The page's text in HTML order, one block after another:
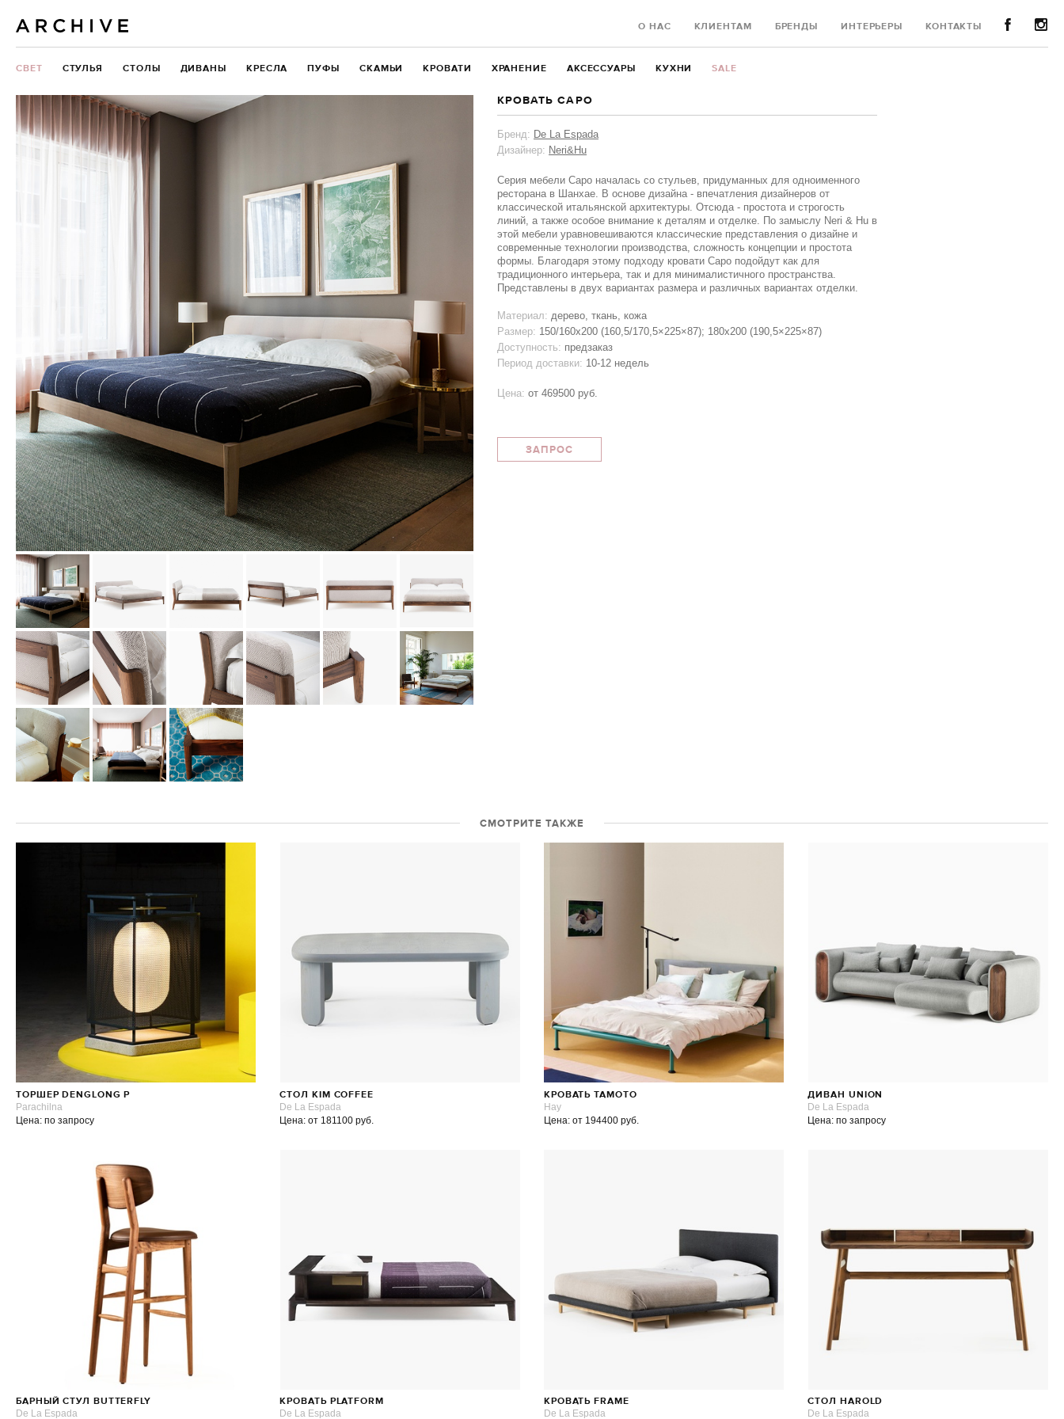
СВЕТ СТУЛЬЯ СТОЛЫ ДИВАНЫ КРЕСЛА ПУФЫ СКАМЬИ КРОВАТИ ХРАНЕНИЕ АКСЕССУАРЫ КУХНИ SALE
О НАС КЛИЕНТАМ БРЕНДЫ ИНТЕРЬЕРЫ КОНТАКТЫ
КРОВАТЬ CAPO
Бренд: De La Espada
Дизайнер: Neri&Hu
Серия мебели Capo началась со стульев, придуманных для одноименного
ресторана в Шанхае. В основе дизайна - впечатления дизайнеров от
классической итальянской архитектуры. Отсюда - простота и строгость
линий, а также особое внимание к деталям и отделке. По замыслу Neri & Hu в
этой мебели уравновешиваются классические представления о дизайне и
современные технологии производства, сложность концепции и простота
формы. Благодаря этому подходу кровати Capo подойдут как для
традиционного интерьера, так и для минималистичного пространства.
Представлены в двух вариантах размера и различных вариантах отделки.
Материал: дерево, ткань, кожа
Размер: 150/160х200 (160,5/170,5×225×87); 180х200 (190,5×225×87)
Доступность: предзаказ
Период доставки: 10-12 недель
Цена: от 469500 руб.
ЗАПРОС
СМОТРИТЕ ТАКЖЕ
ТОРШЕР DENGLONG P
Parachilna
Цена: по запросу
СТОЛ KIM COFFEE
De La Espada
Цена: от 181100 руб.
КРОВАТЬ TAMOTO
Hay
Цена: от 194400 руб.
ДИВАН UNION
De La Espada
Цена: по запросу
БАРНЫЙ СТУЛ BUTTERFLY
De La Espada
КРОВАТЬ PLATFORM
De La Espada
КРОВАТЬ FRAME
De La Espada
СТОЛ HAROLD
De La Espada